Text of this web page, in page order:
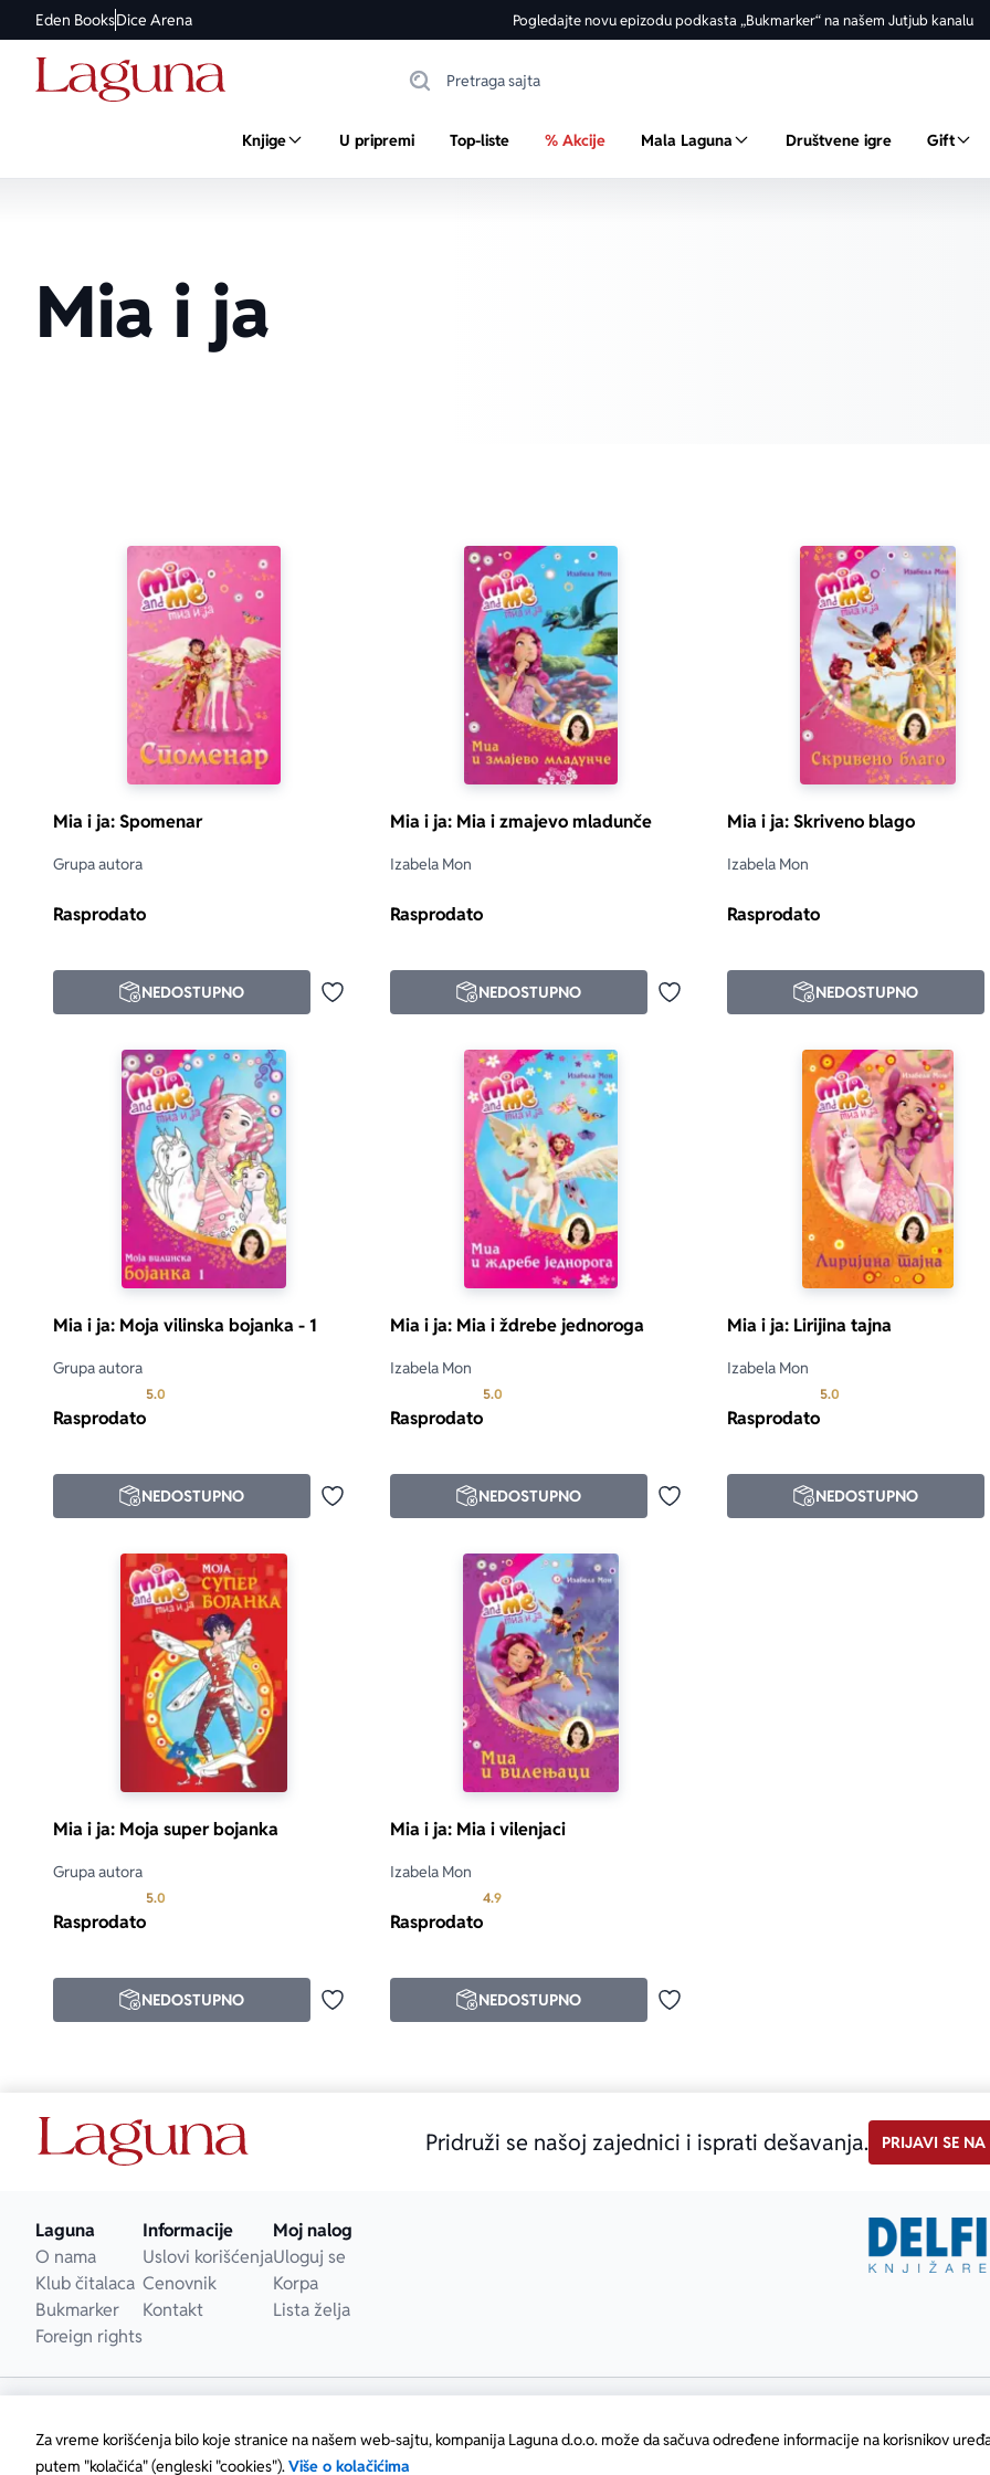
Za vreme korišćenja bilo koje stranice na našem web-sajtu, kompanija Laguna d.o.o. može da sačuva određene informacije na korisnikov
putem "kolačića" (engleski "cookies").Više o kolačićima
Eden BooksDice Arena Pogledajte novu epizodu podkasta „Bukmarker“ na našem Jutjub kanalu
Knjige U pripremi Top-liste % Akcije Mala Laguna Društvene igre Gift
Mia i ja
Mia i ja: Spomenar
Grupa autora
Rasprodato
Dodaj u omiljene
NEDOSTUPNO
Mia i ja: Mia i zmajevo mladunče
Izabela Mon
Rasprodato
Dodaj u omiljene
NEDOSTUPNO
Mia i ja: Skriveno blago
Izabela Mon
Rasprodato
NEDOSTUPNO
Mia i ja: Moja vilinska bojanka - 1
Grupa autora
5.0
Rasprodato
Dodaj u omiljene
NEDOSTUPNO
Mia i ja: Mia i ždrebe jednoroga
Izabela Mon
5.0
Rasprodato
Dodaj u omiljene
NEDOSTUPNO
Mia i ja: Lirijina tajna
Izabela Mon
5.0
Rasprodato
NEDOSTUPNO
Mia i ja: Moja super bojanka
Grupa autora
5.0
Rasprodato
Dodaj u omiljene
NEDOSTUPNO
Mia i ja: Mia i vilenjaci
Izabela Mon
4.9Prosecna ocena je 4.9 od 5
Rasprodato
Dodaj u omiljene
NEDOSTUPNO
Pridruži se našoj zajednici i isprati dešavanja. PRIJAVI SE NA
Laguna
O nama
Klub čitalaca
Bukmarker
Foreign rights
Informacije
Uslovi korišćenja
Cenovnik
Kontakt
Moj nalog
Uloguj se
Korpa
Lista želja